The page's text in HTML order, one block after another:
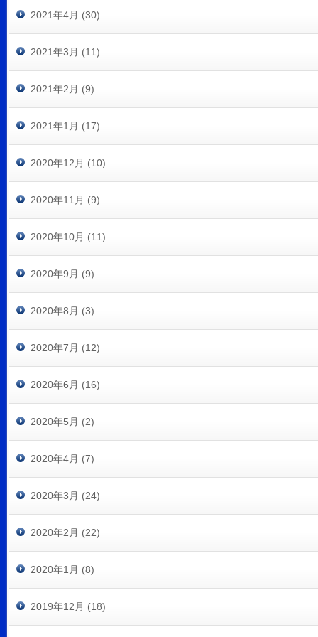
2021年4月 (30)
2021年3月 (11)
2021年2月 (9)
2021年1月 (17)
2020年12月 (10)
2020年11月 (9)
2020年10月 (11)
2020年9月 (9)
2020年8月 (3)
2020年7月 (12)
2020年6月 (16)
2020年5月 (2)
2020年4月 (7)
2020年3月 (24)
2020年2月 (22)
2020年1月 (8)
2019年12月 (18)